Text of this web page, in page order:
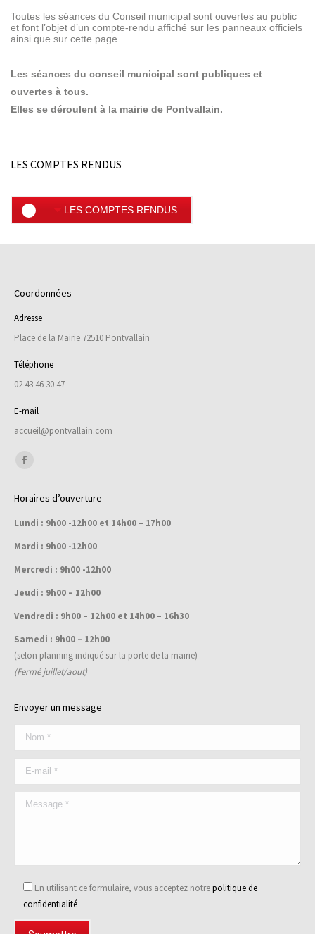
Toutes les séances du Conseil municipal sont ouvertes au public
et font l’objet d’un compte-rendu affiché sur les panneaux officiels
ainsi que sur cette page.
Les séances du conseil municipal sont publiques et
ouvertes à tous.
Elles se déroulent à la mairie de Pontvallain.
LES COMPTES RENDUS
LES COMPTES RENDUS
Coordonnées
Adresse
Place de la Mairie 72510 Pontvallain
Téléphone
02 43 46 30 47
E-mail
accueil@pontvallain.com
Trouvez nous sur :
Facebook
opens
in
new
Horaires d’ouverture
Lundi : 9h00 -12h00 et 14h00 – 17h00
Mardi : 9h00 -12h00
Mercredi : 9h00 -12h00
Jeudi : 9h00 – 12h00
Vendredi : 9h00 – 12h00 et 14h00 – 16h30
Samedi : 9h00 – 12h00
(selon planning indiqué sur la porte de la mairie)
(Fermé juillet/aout)
Envoyer un message
En utilisant ce formulaire, vous acceptez notrepolitique de
confidentialité